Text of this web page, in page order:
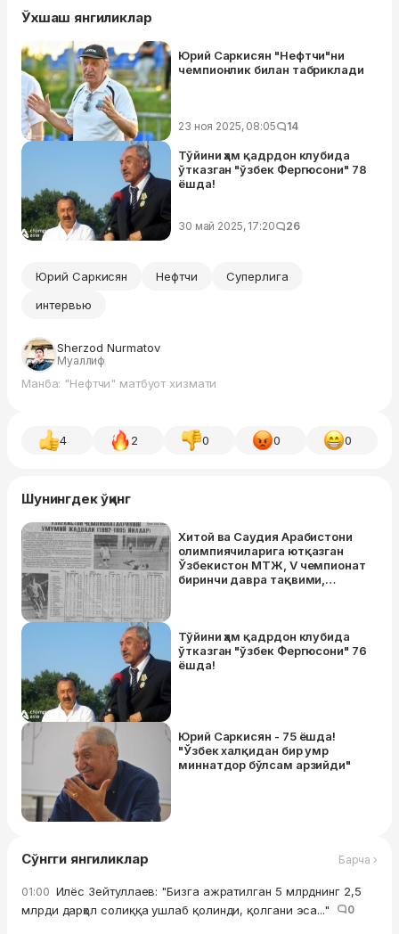
Ўхшаш янгиликлар
Юрий Саркисян "Нефтчи"ни
чемпионлик билан табриклади
23 ноя 2025, 08:05 14
Тўйини ҳам қадрдон клубида
ўтказган "ўзбек Фергюсони" 78
ёшда!
30 май 2025, 17:20 26
Юрий Саркисян Нефтчи
Суперлига
интервью
Sherzod Nurmatov
Муаллиф
Манба: "Нефтчи" матбуот хизмати
4 2 0 0 0
Шунингдек ўқинг
Хитой ва Саудия Арабистони
олимпиячиларига ютқазган
Ўзбекистон МТЖ, V чемпионат
биринчи давра тақвими,
газеталари 27 йил аввал
нималар ҳақида ёзган?
Тўйини ҳам қадрдон клубида
ўтказган "ўзбек Фергюсони" 76
ёшда!
Юрий Саркисян - 75 ёшда!
"Ўзбек халқидан бир умр
миннатдор бўлсам арзийди"
Сўнгги янгиликлар Барча ›
01:00 Илёс Зейтуллаев: "Бизга ажратилган 5 млрднинг 2,5
млрди дарҳол солиққа ушлаб қолинди, қолгани эса..."
0